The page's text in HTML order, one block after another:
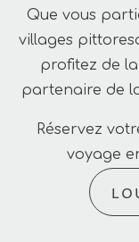
Que vous
villages
profitez de
partenaire de
Réservez
voyage